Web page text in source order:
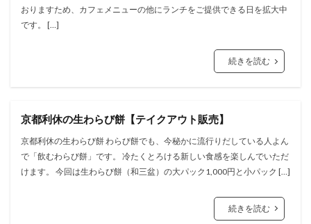
おりますため、カフェメニューの他にランチをご提供できる日を拡大中
です。 […]
続きを読む
京都利休の生わらび餅【テイクアウト販売】
京都利休の生わらび餅 わらび餅でも、今秘かに流行りだしている人よん
で「飲むわらび餅」です。 冷たくとろける新しい食感を楽しんでいただ
けます。 今回は生わらび餅（和三盆）の大パック1,000円と小パック […]
続きを読む